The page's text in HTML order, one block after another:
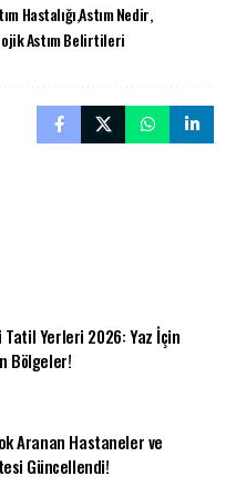
HastalığıAstım Nedir
Astım Belirtileri
Tatil Yerleri 2026: Yaz İçin
Bölgeler!
Aranan Hastaneler ve
Güncellendi!